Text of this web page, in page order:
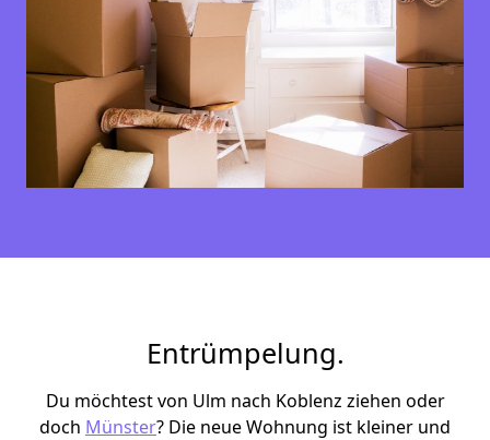
Entrümpelung.
Du möchtest von Ulm nach Koblenz ziehen oder
doch Münster? Die neue Wohnung ist kleiner und